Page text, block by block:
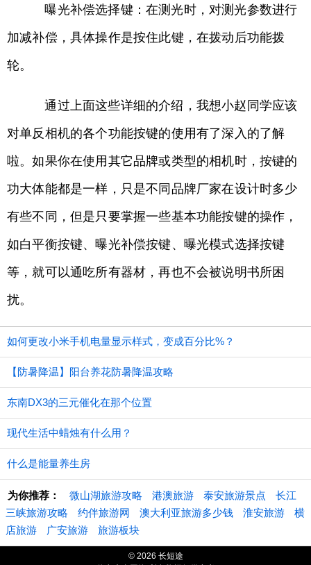
曝光补偿选择键：在测光时，对测光参数进行
加减补偿，具体操作是按住此键，在拨动后功能拨
轮。
通过上面这些详细的介绍，我想小赵同学应该
对单反相机的各个功能按键的使用有了深入的了解
啦。如果你在使用其它品牌或类型的相机时，按键的
功大体能都是一样，只是不同品牌厂家在设计时多少
有些不同，但是只要掌握一些基本功能按键的操作，
如白平衡按键、曝光补偿按键、曝光模式选择按键
等，就可以通吃所有器材，再也不会被说明书所困
扰。
如何更改小米手机电量显示样式，变成百分比%？
【防暑降温】阳台养花防暑降温攻略
东南DX3的三元催化在那个位置
现代生活中蜡烛有什么用？
什么是能量养生房
为你推荐： 微山湖旅游攻略 港澳旅游 泰安旅游景点
长江
三峡旅游攻略
约伴旅游网 澳大利亚旅游多少钱 淮安旅游
横
店旅游
广安旅游 旅游板块
© 2026 长短途